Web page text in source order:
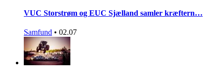
VUC Storstrøm og EUC Sjælland samler kræftern…
Samfund • 02.07